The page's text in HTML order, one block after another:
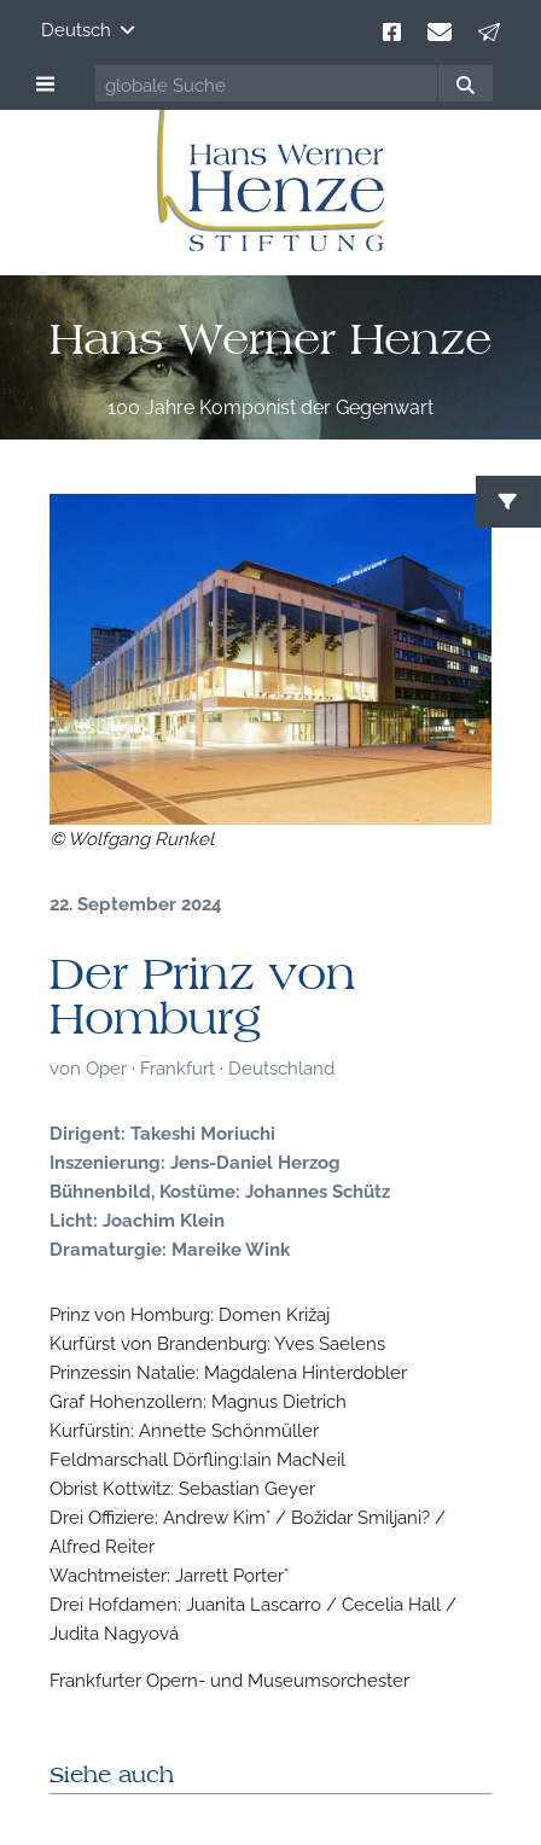
Deutsch
Hans Werner Henze
100 Jahre Komponist der Gegenwart
© Wolfgang Runkel
22. September 2024
Der Prinz von
Homburg
vonOper · Frankfurt · Deutschland
Dirigent: Takeshi Moriuchi
Inszenierung: Jens-Daniel Herzog
Bühnenbild, Kostüme: Johannes Schütz
Licht: Joachim Klein
Dramaturgie: Mareike Wink
Prinz von Homburg: Domen Križaj
Kurfürst von Brandenburg: Yves Saelens
Prinzessin Natalie: Magdalena Hinterdobler
Graf Hohenzollern: Magnus Dietrich
Kurfürstin: Annette Schönmüller
Feldmarschall Dörfling:Iain MacNeil
Obrist Kottwitz: Sebastian Geyer
Drei Offiziere: Andrew Kim° / Božidar Smiljani? /
Alfred Reiter
Wachtmeister: Jarrett Porter°
Drei Hofdamen: Juanita Lascarro / Cecelia Hall /
Judita Nagyová
Frankfurter Opern- und Museumsorchester
Siehe auch